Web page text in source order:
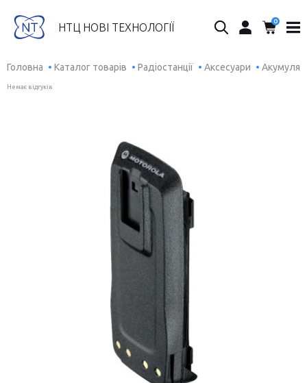
НТЦ НОВІ ТЕХНОЛОГІЇ
Пошук... 0
Головна Каталог товарів Радіостанції Аксесуари
Немає відгуків